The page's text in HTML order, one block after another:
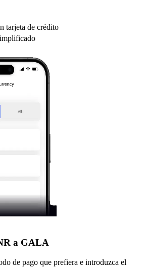
tarjeta de crédito
a GALA
de pago que prefiera e introduzca el